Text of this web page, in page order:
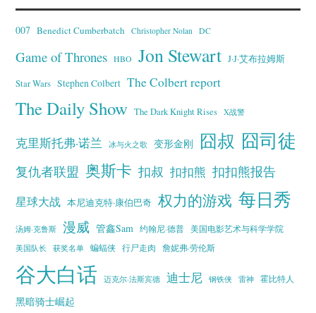
007 Benedict Cumberbatch Christopher Nolan DC
Game of Thrones HBO Jon Stewart J·J·艾布拉姆斯
Star Wars Stephen Colbert The Colbert report
The Daily Show The Dark Knight Rises X战警
克里斯托弗·诺兰 冰与火之歌 变形金刚 囧叔 囧司徒
复仇者联盟 奥斯卡 扣叔 扣扣熊 扣扣熊报告
星球大战 本尼迪克特·康伯巴奇 权力的游戏 每日秀
汤姆·克鲁斯 漫威 管鑫Sam 约翰尼·德普
美国电影艺术与科学学院
美国队长
获奖名单 蝙蝠侠 行尸走肉 詹妮弗·劳伦斯
谷大白话 迈克尔·法斯宾德 迪士尼 钢铁侠 雷神 霍比特人
黑暗骑士崛起